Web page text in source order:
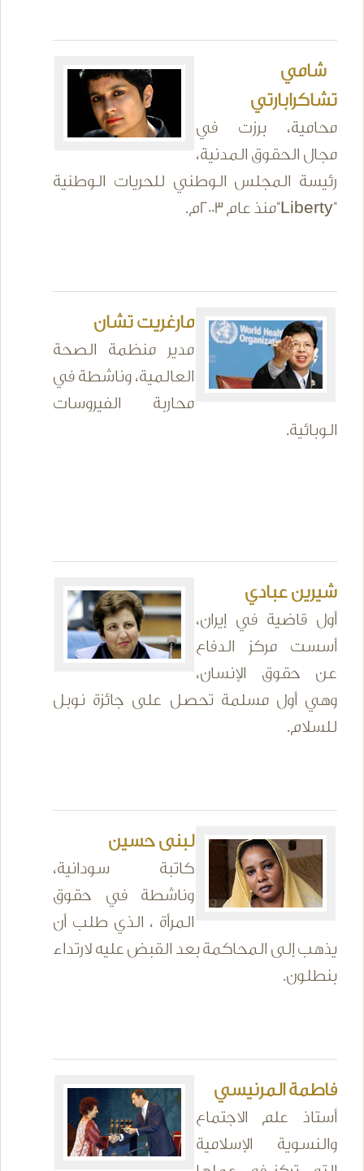
شامي
تشاكرابارتي
محامية، برزت في
مجال الحقوق المدنية،
رئيسة المجلس الوطني للحريات الوطنية
"Liberty"منذ عام 2003م.
مارغريت تشان
مدير منظمة الصحة
العالمية، وناشطة في
محاربة الفيروسات
الوبائية.
شيرين عبادي
أول قاضية في إيران،
أسست مركز الدفاع
عن حقوق الإنسان،
وهي أول مسلمة تحصل على جائزة نوبل
للسلام.
لبنى حسين
كاتبة سودانية،
وناشطة في حقوق
المرأة ، الذي طلب أن
يذهب إلى المحاكمة بعد القبض عليه لارتداء
بنطلون.
فاطمة المرنيسي
أستاذ علم الاجتماع
والنسوية الإسلامية